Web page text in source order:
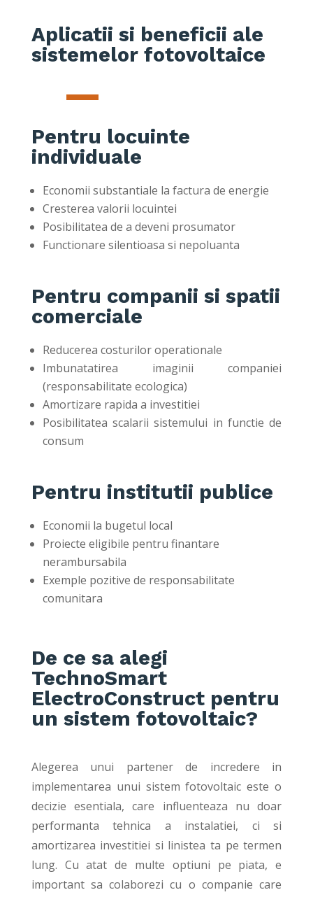
Aplicatii si beneficii ale
sistemelor fotovoltaice
Pentru locuinte
individuale
Economii substantiale la factura de energie
Cresterea valorii locuintei
Posibilitatea de a deveni prosumator
Functionare silentioasa si nepoluanta
Pentru companii si spatii
comerciale
Reducerea costurilor operationale
Imbunatatirea imaginii companiei
(responsabilitate ecologica)
Amortizare rapida a investitiei
Posibilitatea scalarii sistemului in functie de
consum
Pentru institutii publice
Economii la bugetul local
Proiecte eligibile pentru finantare
nerambursabila
Exemple pozitive de responsabilitate
comunitara
De ce sa alegi
TechnoSmart
ElectroConstruct pentru
un sistem fotovoltaic?
Alegerea unui partener de incredere in
implementarea unui sistem fotovoltaic este o
decizie esentiala, care influenteaza nu doar
performanta tehnica a instalatiei, ci si
amortizarea investitiei si linistea ta pe termen
lung. Cu atat de multe optiuni pe piata, e
important sa colaborezi cu o companie care